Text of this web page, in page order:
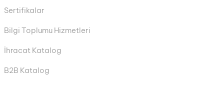
Sertifikalar
Bilgi Toplumu Hizmetleri
İhracat Katalog
B2B Katalog